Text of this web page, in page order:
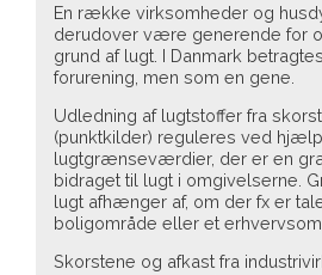
En række virksomheder og
derudover være generende for
grund af lugt. I Danmark
forurening, men som en gene.
Udledning af lugtstoffer fra
(punktkilder) reguleres ved
lugtgrænseværdier, der er en
bidraget til lugt i omgivelserne.
lugt afhænger af, om der fx er
boligområde eller et
Skorstene og afkast fra